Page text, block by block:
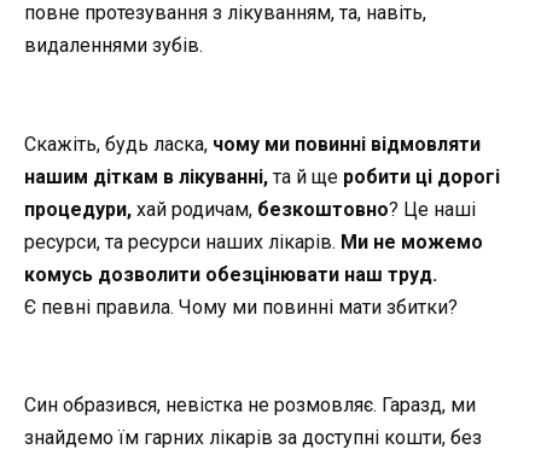
повне протезування з лікуванням, та, навіть,
видаленнями зубів.
Скажіть, будь ласка, чому ми повинні відмовляти
нашим діткам в лікуванні, та й ще робити ці дорогі
процедури, хай родичам, безкоштовно? Це наші
ресурси, та ресурси наших лікарів. Ми не можемо
комусь дозволити обезцінювати наш труд.
Є певні правила. Чому ми повинні мати збитки?
Син образився, невістка не розмовляє. Гаразд, ми
знайдемо їм гарних лікарів за доступні кошти, без